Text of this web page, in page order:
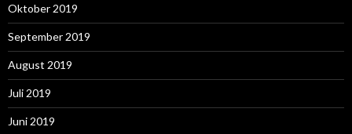
Oktober 2019
September 2019
August 2019
Juli 2019
Juni 2019